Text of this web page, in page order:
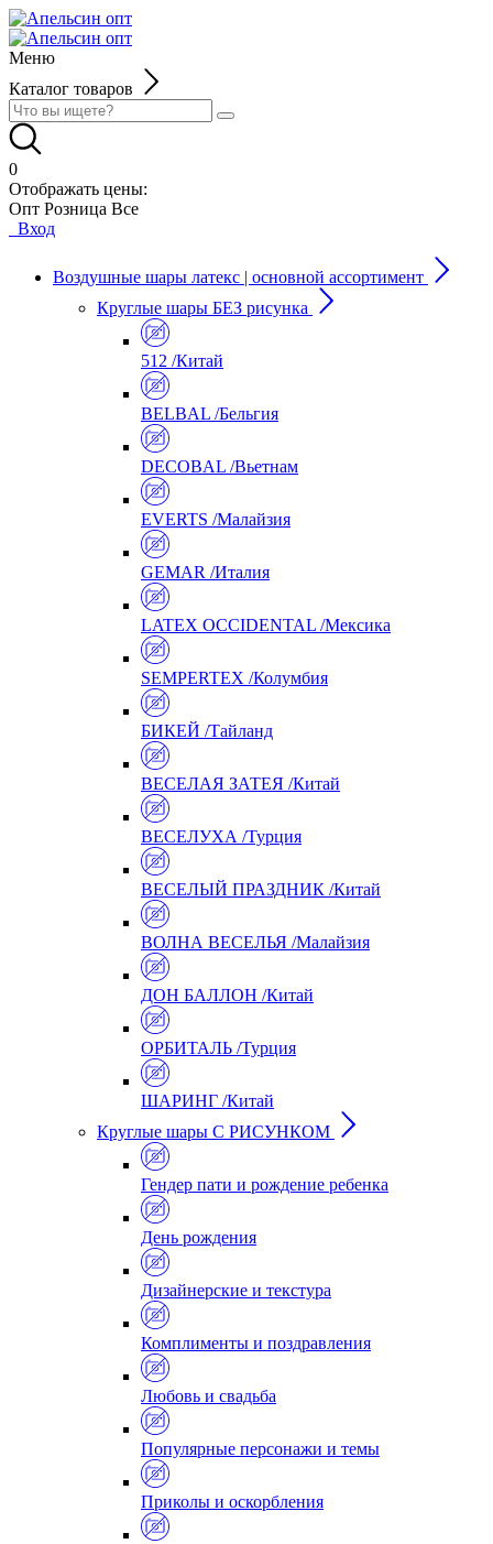
Меню
Каталог товаров
0
Отображать цены:
Опт Розница Все
Вход
Воздушные шары латекс | основной ассортимент
Круглые шары БЕЗ рисунка
512 /Китай
BELBAL /Бельгия
DECOBAL /Вьетнам
EVERTS /Малайзия
GEMAR /Италия
LATEX OCCIDENTAL /Мексика
SEMPERTEX /Колумбия
БИКЕЙ /Тайланд
ВЕСЕЛАЯ ЗАТЕЯ /Китай
ВЕСЕЛУХА /Турция
ВЕСЕЛЫЙ ПРАЗДНИК /Китай
ВОЛНА ВЕСЕЛЬЯ /Малайзия
ДОН БАЛЛОН /Китай
ОРБИТАЛЬ /Турция
ШАРИНГ /Китай
Круглые шары С РИСУНКОМ
Гендер пати и рождение ребенка
День рождения
Дизайнерские и текстура
Комплименты и поздравления
Любовь и свадьба
Популярные персонажи и темы
Приколы и оскорбления